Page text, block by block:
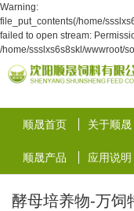
Warning:
file_put_contents(/home/
failed to open stream:
/home/ssslxs6s8skl/wwwroot/
顺晟首页 关于顺晟
顺晟产品 应用说明
酵母培养物-万饲